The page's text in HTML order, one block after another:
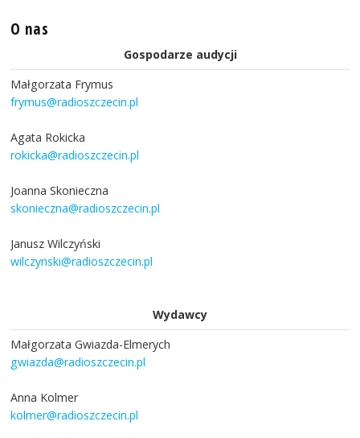
O nas
Gospodarze audycji
Małgorzata Frymus
frymus@radioszczecin.pl
Agata Rokicka
rokicka@radioszczecin.pl
Joanna Skonieczna
skonieczna@radioszczecin.pl
Janusz Wilczyński
wilczynski@radioszczecin.pl
Wydawcy
Małgorzata Gwiazda-Elmerych
gwiazda@radioszczecin.pl
Anna Kolmer
kolmer@radioszczecin.pl